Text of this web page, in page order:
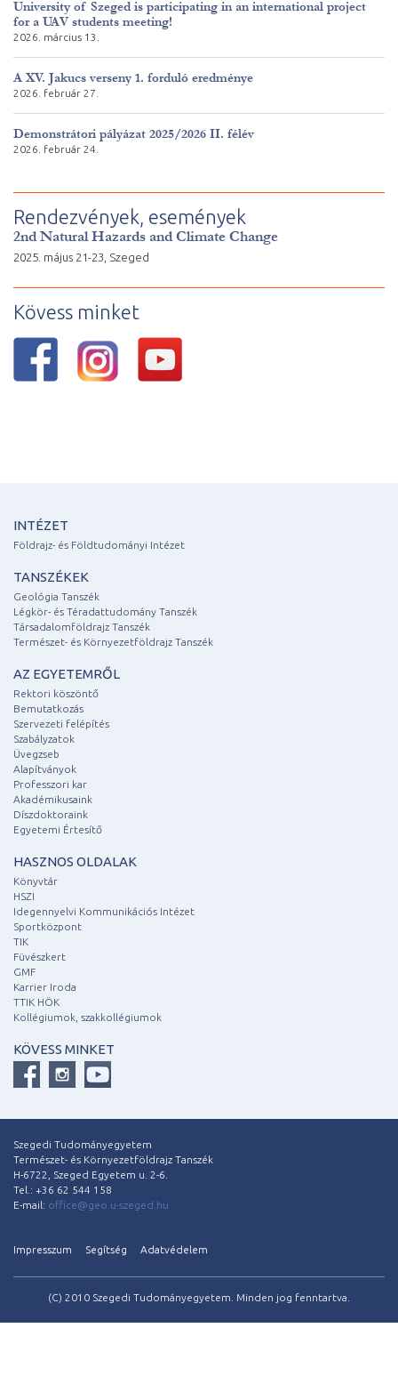
University of Szeged is participating in an international project
for a UAV students meeting!
2026. március 13.
A XV. Jakucs verseny 1. forduló eredménye
2026. február 27.
Demonstrátori pályázat 2025/2026 II. félév
2026. február 24.
Rendezvények, események
2nd Natural Hazards and Climate Change
2025. május 21-23, Szeged
Kövess minket
INTÉZET
Földrajz- és Földtudományi Intézet
TANSZÉKEK
Geológia Tanszék
Légkör- és Téradattudomány Tanszék
Társadalomföldrajz Tanszék
Természet- és Környezetföldrajz Tanszék
AZ EGYETEMRŐL
Rektori köszöntő
Bemutatkozás
Szervezeti felépítés
Szabályzatok
Üvegzseb
Alapítványok
Professzori kar
Akadémikusaink
Díszdoktoraink
Egyetemi Értesítő
HASZNOS OLDALAK
Könyvtár
HSZI
Idegennyelvi Kommunikációs Intézet
Sportközpont
TIK
Füvészkert
GMF
Karrier Iroda
TTIK HÖK
Kollégiumok, szakkollégiumok
KÖVESS MINKET
Szegedi Tudományegyetem
Természet- és Környezetföldrajz Tanszék
H-6722, Szeged Egyetem u. 2-6.
Tel.: +36 62 544 158
E-mail: office@geo.u-szeged.hu
Impresszum Segítség Adatvédelem
(C) 2010 Szegedi Tudományegyetem. Minden jog fenntartva.